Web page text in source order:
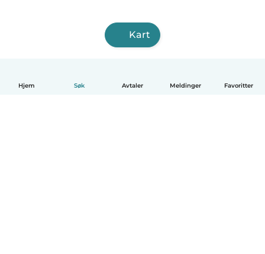
Hjem Søk Avtaler Meldinger Favoritter
Kart